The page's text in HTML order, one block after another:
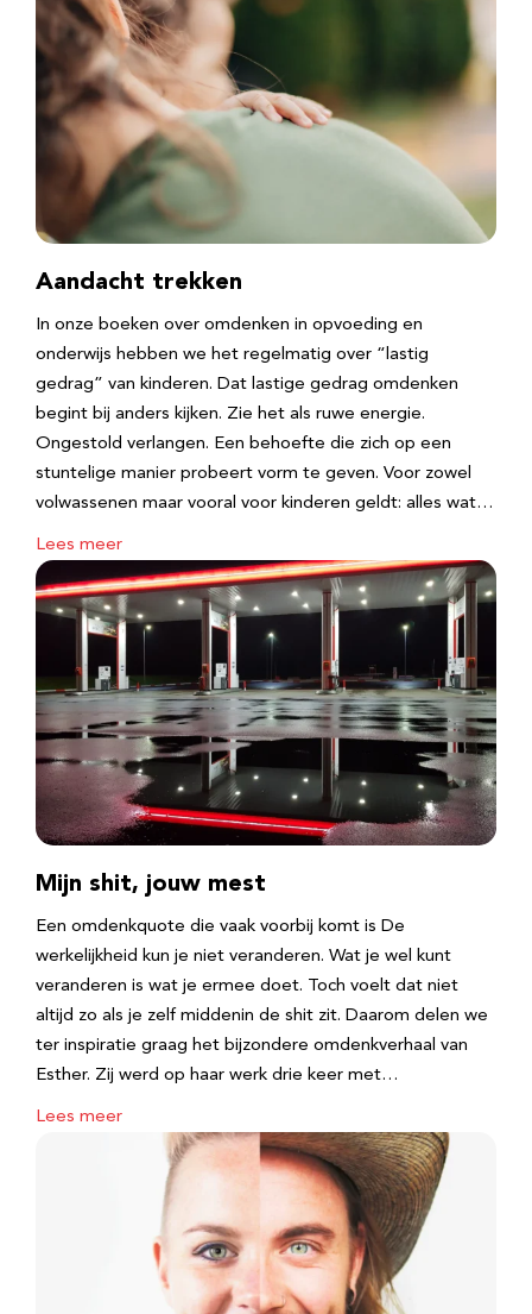
Aandacht trekken
In onze boeken over omdenken in opvoeding en
onderwijs hebben we het regelmatig over “lastig
gedrag” van kinderen. Dat lastige gedrag omdenken
begint bij anders kijken. Zie het als ruwe energie.
Ongestold verlangen. Een behoefte die zich op een
stuntelige manier probeert vorm te geven. Voor zowel
volwassenen maar vooral voor kinderen geldt: alles wat…
Lees meer
Mijn shit, jouw mest
Een omdenkquote die vaak voorbij komt is De
werkelijkheid kun je niet veranderen. Wat je wel kunt
veranderen is wat je ermee doet. Toch voelt dat niet
altijd zo als je zelf middenin de shit zit. Daarom delen we
ter inspiratie graag het bijzondere omdenkverhaal van
Esther. Zij werd op haar werk drie keer met…
Lees meer